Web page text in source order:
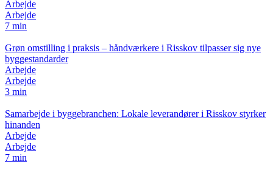
Arbejde
Arbejde
7 min
Grøn omstilling i praksis – håndværkere i Risskov tilpasser sig nye
byggestandarder
Arbejde
Arbejde
3 min
Samarbejde i byggebranchen: Lokale leverandører i Risskov styrker
hinanden
Arbejde
Arbejde
7 min